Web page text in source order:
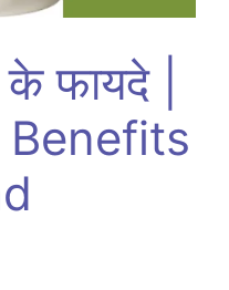
फायदे |